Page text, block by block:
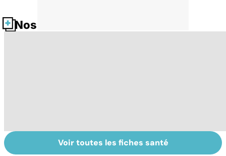
Nos fiches santé
Tout savoir sur
Acidité, brûlures,
Voir toutes les fiches santé